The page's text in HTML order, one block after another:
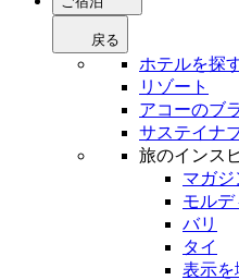
戻る
ホテルを探
リゾート
アコーのブ
サステイナ
旅のインス
マガジ
モルデ
バリ
タイ
表示を